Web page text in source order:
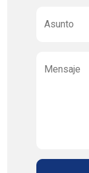
Asunto
Mensaje